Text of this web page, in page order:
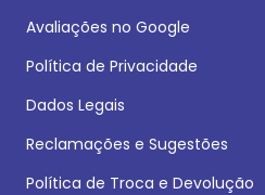
Avaliações no Google
Política de Privacidade
Dados Legais
Reclamações e Sugestões
Política de Troca e Devolução